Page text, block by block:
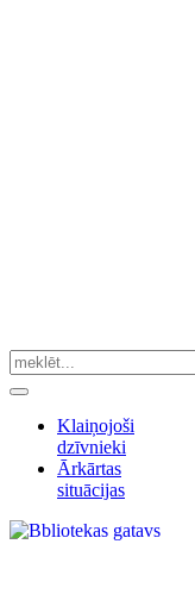
Klaiņojoši
dzīvnieki
Ārkārtas
situācijas